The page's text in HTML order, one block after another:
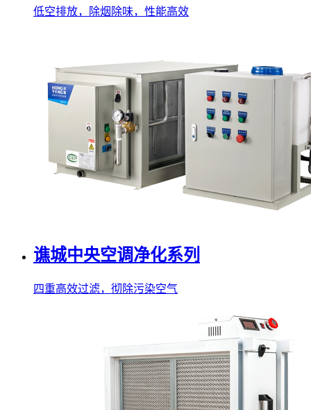
低空排放，除烟除味，性能高效
谯城中央空调净化系列
四重高效过滤，彻除污染空气